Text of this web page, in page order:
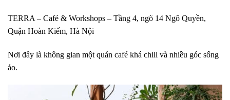
TERRA – Café & Workshops – Tầng 4, ngõ 14 Ngô Quyền,
Quận Hoàn Kiếm, Hà Nội
Nơi đây là không gian một quán café khá chill và nhiều góc sống
ảo.